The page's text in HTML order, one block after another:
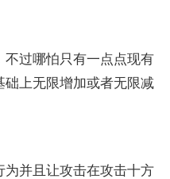
不过哪怕只有一点点现有
上无限增加或者无限减
并且让攻击在攻击十方